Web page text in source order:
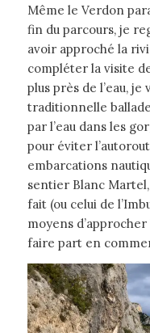
Même le Verdon
fin du parcours, je
avoir approché la
compléter la visite
plus près de l’eau,
traditionnelle
par l’eau dans les
pour éviter
embarcations
sentier Blanc
fait (ou celui de
moyens d’approcher
faire part en